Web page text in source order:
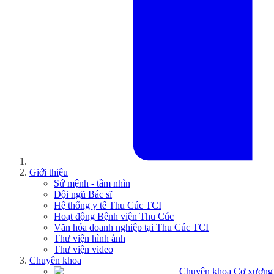
Giới thiệu
Sứ mệnh - tầm nhìn
Đội ngũ Bác sĩ
Hệ thống y tế Thu Cúc TCI
Hoạt động Bệnh viện Thu Cúc
Văn hóa doanh nghiệp tại Thu Cúc TCI
Thư viện hình ảnh
Thư viện video
Chuyên khoa
Chuyên khoa Cơ